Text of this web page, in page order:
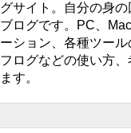
サイト。自分の身
ログです。PC、
ション、各種ツール
ログなどの使い方
す。